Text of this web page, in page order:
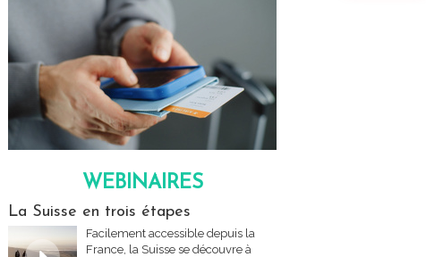
WEBINAIRES
La Suisse en trois étapes
Facilement accessible depuis la
France, la Suisse se découvre à